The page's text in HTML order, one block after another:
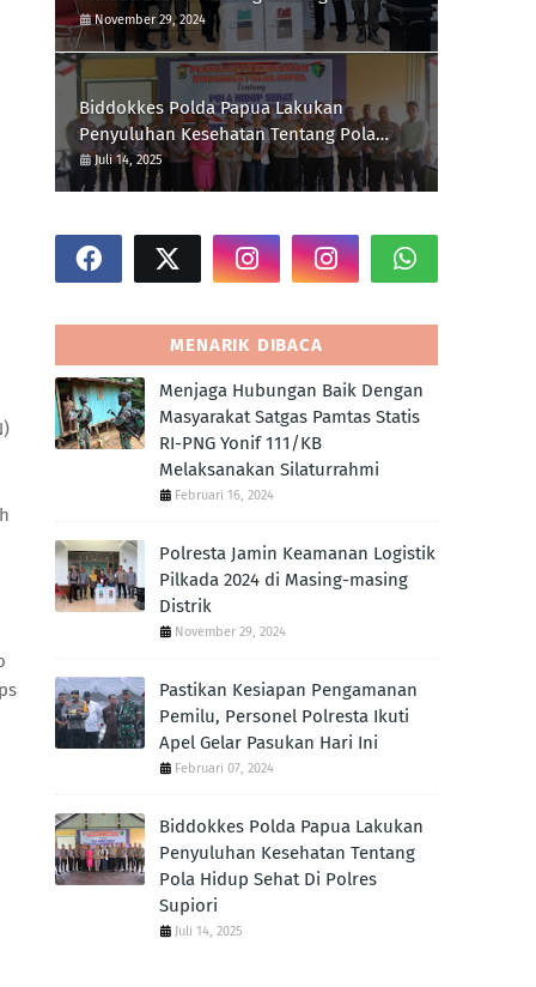
November 29, 2024
Biddokkes Polda Papua Lakukan
Penyuluhan Kesehatan Tentang Pola
Hidup Sehat Di Polres Supiori
Juli 14, 2025
MENARIK DIBACA
Menjaga Hubungan Baik Dengan
Masyarakat Satgas Pamtas Statis
RI-PNG Yonif 111/KB
Melaksanakan Silaturrahmi
Februari 16, 2024
Polresta Jamin Keamanan Logistik
Pilkada 2024 di Masing-masing
Distrik
November 29, 2024
Pastikan Kesiapan Pengamanan
Pemilu, Personel Polresta Ikuti
Apel Gelar Pasukan Hari Ini
Februari 07, 2024
Biddokkes Polda Papua Lakukan
Penyuluhan Kesehatan Tentang
Pola Hidup Sehat Di Polres
Supiori
Juli 14, 2025